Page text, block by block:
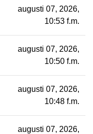
augusti 07, 2026,
10:53 f.m.
augusti 07, 2026,
10:50 f.m.
augusti 07, 2026,
10:48 f.m.
augusti 07, 2026,